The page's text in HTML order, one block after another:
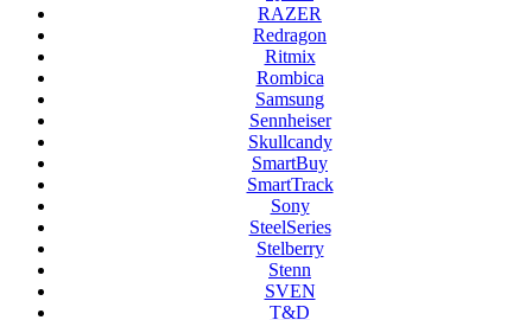
RAZER
Redragon
Ritmix
Rombica
Samsung
Sennheiser
Skullcandy
SmartBuy
SmartTrack
Sony
SteelSeries
Stelberry
Stenn
SVEN
T&D